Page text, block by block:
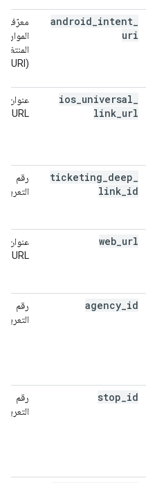
android intent
uri
معرّف
الموارد
المنتظم
(URI)
ios universal
link url
عنوان
URL
ticketing deep
link id
رقم
التعريف
web url
عنوان
URL
agency id
رقم
التعريف
stop id
رقم
التعريف